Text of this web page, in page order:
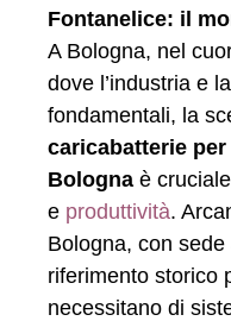
Fontanelice: il
A Bologna, nel
dove l’industria e
fondamentali, la
caricabatterie
Bologna è
e produttività.
Bologna, con
riferimento storico
necessitano di